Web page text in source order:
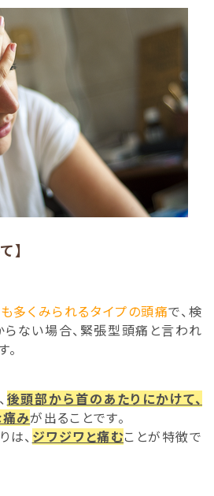
】
多くみられるタイプの頭痛で、検
ない場合、緊張型頭痛と言われ
後頭部から首のあたりにかけて、
痛みが出ることです。
は、 ジワジワと痛むことが特徴で